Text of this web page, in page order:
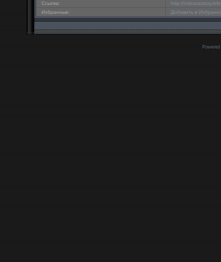
Ссылка:
http://
Избранные:
Добавить в